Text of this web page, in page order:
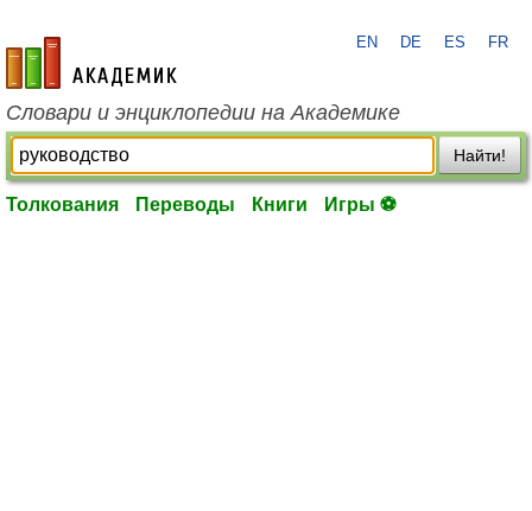
academic.ru
EN DE ES FR
Словари и энциклопедии на Академике
Найти!
Толкования Переводы Книги Игры ⚽